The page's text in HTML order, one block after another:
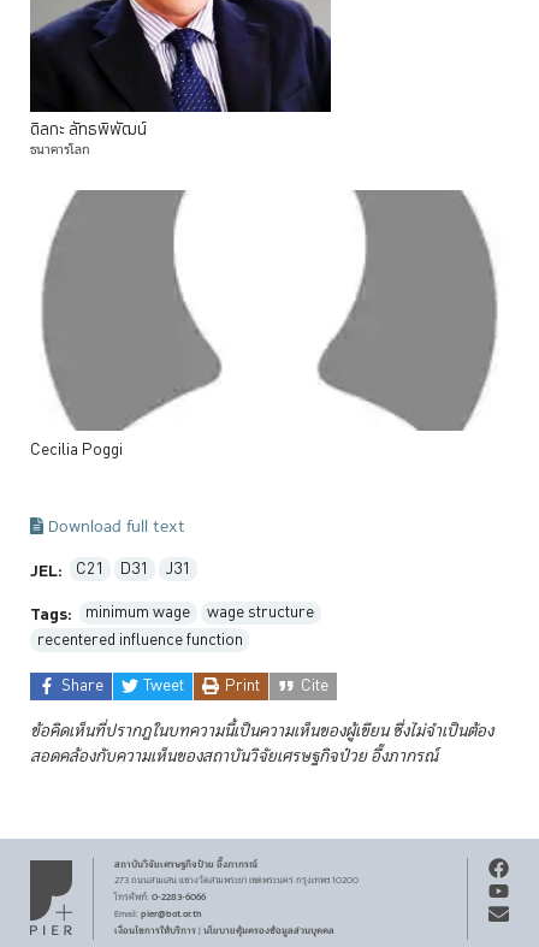
ดิลกะ ลัทธพิพัฒน์
ธนาคารโลก
Cecilia Poggi
Download full text
JEL: C21 D31 J31
Tags: minimum wage
wage structure
recentered influence function
Share
Tweet Print Cite
ข้อคิดเห็นที่ปรากฏในบทความนี้เป็นความเห็นของผู้เขียน ซึ่งไม่จำเป็นต้อง
สอดคล้องกับความเห็นของสถาบันวิจัยเศรษฐกิจป๋วยอึ๊งภากรณ์
สถาบันวิจัยเศรษฐกิจป๋วย อึ๊งภากรณ์
273 ถนนสามเสนแขวงวัดสามพระยาเขตพระนครกรุงเทพฯ 10200
โทรศัพท์: 0-2283-6066
Email: pier@bot.or.th
เงื่อนไขการให้บริการ|นโยบายคุ้มครองข้อมูลส่วนบุคคล